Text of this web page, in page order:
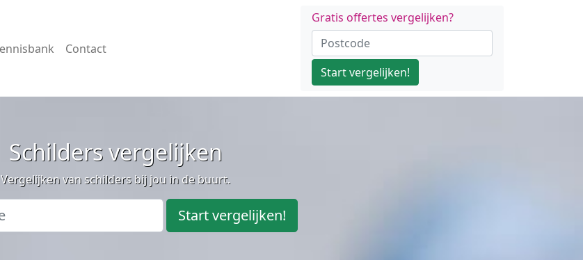
Contact
Gratis offertes vergelijken?
Start vergelijken!
Schilders vergelijken
Vergelijken van schilders bij jou in de buurt.
Start vergelijken!